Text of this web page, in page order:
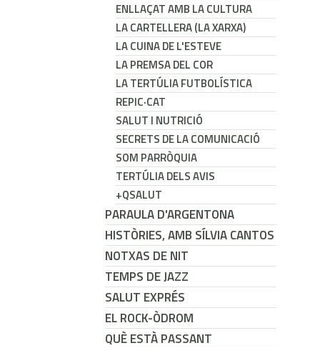
ENLLAÇAT AMB LA CULTURA
LA CARTELLERA (LA XARXA)
LA CUINA DE L'ESTEVE
LA PREMSA DEL COR
LA TERTÚLIA FUTBOLÍSTICA
REPIC·CAT
SALUT I NUTRICIÓ
SECRETS DE LA COMUNICACIÓ
SOM PARRÒQUIA
TERTÚLIA DELS AVIS
+QSALUT
PARAULA D'ARGENTONA
HISTÒRIES, AMB SÍLVIA CANTOS
NOTXAS DE NIT
TEMPS DE JAZZ
SALUT EXPRÉS
EL ROCK-ÒDROM
QUÈ ESTÀ PASSANT